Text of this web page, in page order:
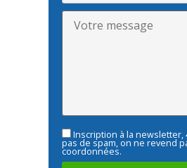
Inscription à la newsletter,
pas de spam, on ne revend
coordonnées.